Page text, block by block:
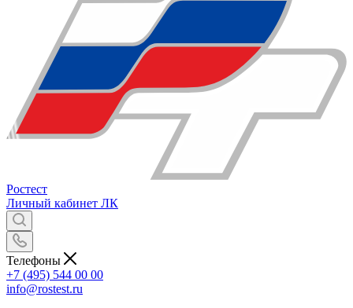
Ростест
Личный кабинет ЛК
Телефоны
+7 (495) 544 00 00
info@rostest.ru